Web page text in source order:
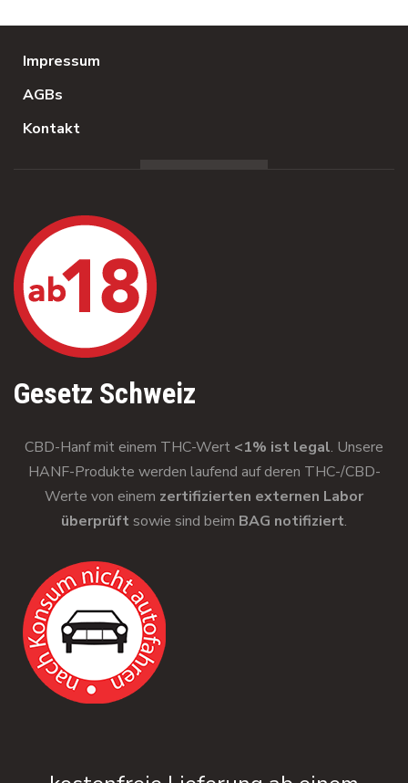
Impressum
AGBs
Kontakt
Gesetz Schweiz
CBD-Hanf mit einem THC-Wert <1% ist legal. Unsere
HANF-Produkte werden laufend auf deren THC-/CBD-
Werte von einem zertifizierten externen Labor
überprüft sowie sind beim BAG notifiziert.